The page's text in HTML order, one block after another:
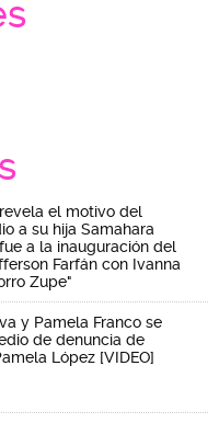
el motivo del
a su hija Samahara
a la inauguración del
Farfán con Ivanna
Zupe"
y Pamela Franco se
de denuncia de
López [VIDEO]